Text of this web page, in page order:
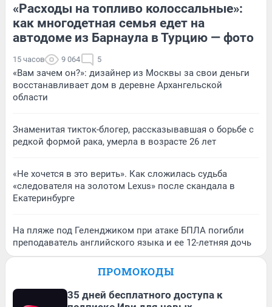
«Расходы на топливо колоссальные»:
как многодетная семья едет на
автодоме из Барнаула в Турцию — фото
15 часов 9 064 5
«Вам зачем он?»: дизайнер из Москвы за свои деньги
восстанавливает дом в деревне Архангельской
области
Знаменитая тикток-блогер, рассказывавшая о борьбе с
редкой формой рака, умерла в возрасте 26 лет
«Не хочется в это верить». Как сложилась судьба
«следователя на золотом Lexus» после скандала в
Екатеринбурге
На пляже под Геленджиком при атаке БПЛА погибли
преподаватель английского языка и ее 12-летняя дочь
ПРОМОКОДЫ
35 дней бесплатного доступа к